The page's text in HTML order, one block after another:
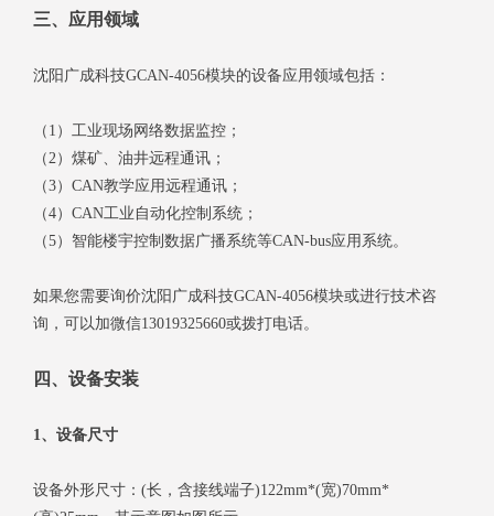
三、应用领域
沈阳广成科技GCAN-4056模块的设备应用领域包括：
（1）工业现场网络数据监控；
（2）煤矿、油井远程通讯；
（3）CAN教学应用远程通讯；
（4）CAN工业自动化控制系统；
（5）智能楼宇控制数据广播系统等CAN-bus应用系统。
如果您需要询价沈阳广成科技GCAN-4056模块或进行技术咨
询，可以加微信13019325660或拨打电话。
四、设备安装
1、设备尺寸
设备外形尺寸：(长，含接线端子)122mm*(宽)70mm*